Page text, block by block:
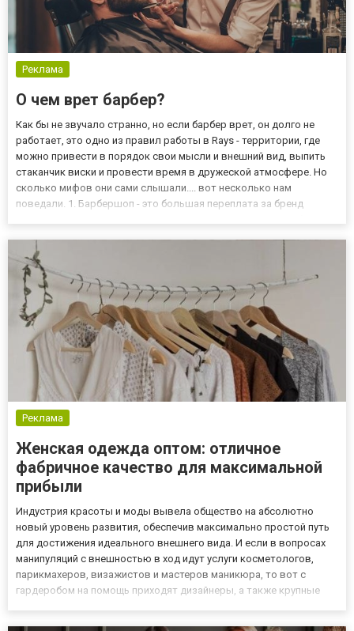
Реклама
О чем врет барбер?
Как бы не звучало странно, но если барбер врет, он долго не
работает, это одно из правил работы в Rays - территории, где
можно привести в порядок свои мысли и внешний вид, выпить
стаканчик виски и провести время в дружеской атмосфере. Но
сколько мифов они сами слышали.... вот несколько нам
поведали. 1. Барбершоп - это большая переплата за бренд
Реклама
Женская одежда оптом: отличное
фабричное качество для максимальной
прибыли
Индустрия красоты и моды вывела общество на абсолютно
новый уровень развития, обеспечив максимально простой путь
для достижения идеального внешнего вида. И если в вопросах
манипуляций с внешностью в ход идут услуги косметологов,
парикмахеров, визажистов и мастеров маникюра, то вот с
гардеробом на помощь приходят дизайнеры, а также крупные